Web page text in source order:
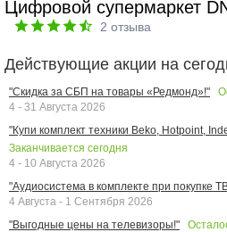
Цифровой супермаркет
2 отзыва
Действующие акции на
"Скидка за СБП на товары «Редмонд»!"
4 - 31 Августа 2026
"Купи комплект техники Beko, Hotpoint,
Заканчивается сегодня
4 - 10 Августа 2026
"Аудиосистема в комплекте при покупке
4 Августа - 1 Сентября 2026
"Выгодные цены на телевизоры!"